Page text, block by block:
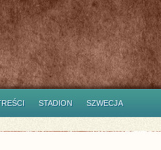
STADION SZWECJA